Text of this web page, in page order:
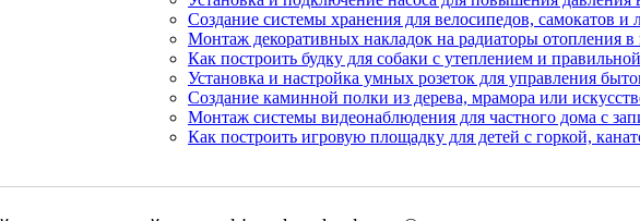
Создание системы хранения для велосипедов, самокатов
Монтаж декоративных накладок на радиаторы отопления
Как построить будку для собаки с утеплением и
Установка и настройка умных розеток для управления
Создание каминной полки из дерева, мрамора или
Монтаж системы видеонаблюдения для частного дома с
Как построить игровую площадку для детей с горкой,